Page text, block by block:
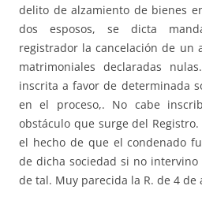
delito de alzamiento de bienes
dos esposos, se dicta
registrador la cancelación de un
matrimoniales declaradas
inscrita a favor de determinada
en el proceso,. No cabe
obstáculo que surge del
el hecho de que el condenado
de dicha sociedad si no
de tal. Muy parecida la R. de 4 de